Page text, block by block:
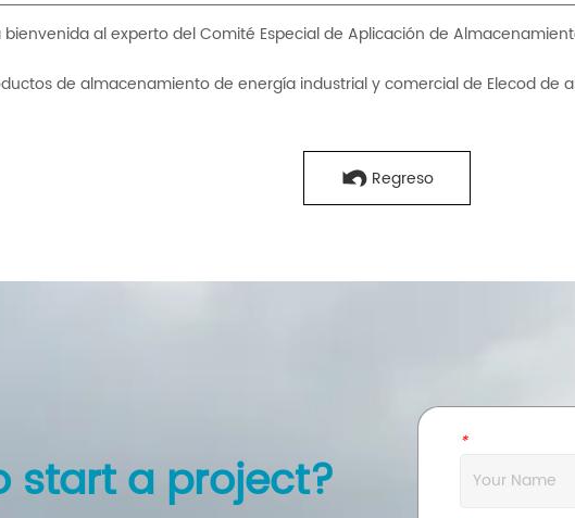
bienvenida al experto del Comité Especial de Aplicación de
de almacenamiento de energía industrial y comercial de Elecod
Regreso
start a project?
*Name